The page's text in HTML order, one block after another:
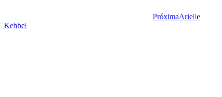
PróximaArielle
Kebbel